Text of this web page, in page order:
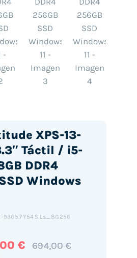
XPS-13-
Táctil / i5-
DDR4
Windows
9365.7Y54.S.Es_8G256
€ 694,00 €